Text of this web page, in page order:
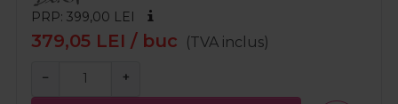
PRP: 399,00 LEI
379,05 LEI / buc (TVA inclus)
− +